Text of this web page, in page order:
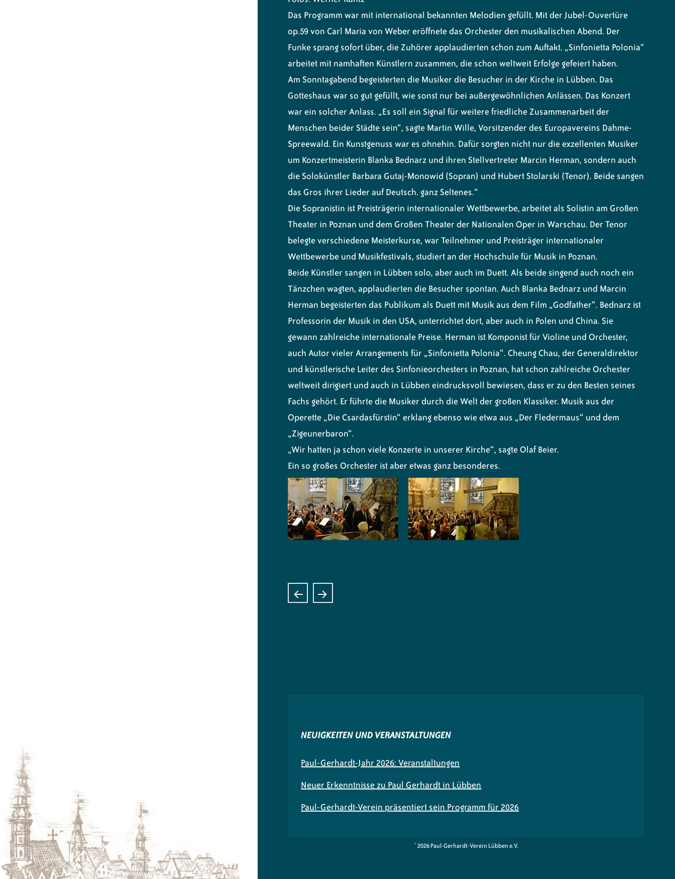
Das Programm war mit international bekannten Melodien gefüllt. Mit der Jubel-Ouvertüre
op.59 von Carl Maria von Weber eröffnete das Orchester den musikalischen Abend. Der
Funke sprang sofort über, die Zuhörer applaudierten schon zum Auftakt. „Sinfonietta Polonia“
arbeitet mit namhaften Künstlern zusammen, die schon weltweit Erfolge gefeiert haben.
Am Sonntagabend begeisterten die Musiker die Besucher in der Kirche in Lübben. Das
Gotteshaus war so gut gefüllt, wie sonst nur bei außergewöhnlichen Anlässen. Das Konzert
war ein solcher Anlass. „Es soll ein Signal für weitere friedliche Zusammenarbeit der
Menschen beider Städte sein“, sagte Martin Wille, Vorsitzender des Europavereins Dahme-
Spreewald. Ein Kunstgenuss war es ohnehin. Dafür sorgten nicht nur die exzellenten Musiker
um Konzertmeisterin Blanka Bednarz und ihren Stellvertreter Marcin Herman, sondern auch
die Solokünstler Barbara Gutaj-Monowid (Sopran) und Hubert Stolarski (Tenor). Beide sangen
das Gros ihrer Lieder auf Deutsch. ganz Seltenes.“
Die Sopranistin ist Preisträgerin internationaler Wettbewerbe, arbeitet als Solistin am Großen
Theater in Poznan und dem Großen Theater der Nationalen Oper in Warschau. Der Tenor
belegte verschiedene Meisterkurse, war Teilnehmer und Preisträger internationaler
Wettbewerbe und Musikfestivals, studiert an der Hochschule für Musik in Poznan.
Beide Künstler sangen in Lübben solo, aber auch im Duett. Als beide singend auch noch ein
Tänzchen wagten, applaudierten die Besucher spontan. Auch Blanka Bednarz und Marcin
Herman begeisterten das Publikum als Duett mit Musik aus dem Film „Godfather“. Bednarz ist
Professorin der Musik in den USA, unterrichtet dort, aber auch in Polen und China. Sie
gewann zahlreiche internationale Preise. Herman ist Komponist für Violine und Orchester,
auch Autor vieler Arrangements für „Sinfonietta Polonia“. Cheung Chau, der Generaldirektor
und künstlerische Leiter des Sinfonieorchesters in Poznan, hat schon zahlreiche Orchester
weltweit dirigiert und auch in Lübben eindrucksvoll bewiesen, dass er zu den Besten seines
Fachs gehört. Er führte die Musiker durch die Welt der großen Klassiker. Musik aus der
Operette „Die Csardasfürstin“ erklang ebenso wie etwa aus „Der Fledermaus“ und dem
„Zigeunerbaron“.
„Wir hatten ja schon viele Konzerte in unserer Kirche“, sagte Olaf Beier.
Ein so großes Orchester ist aber etwas ganz besonderes.
NEUIGKEITEN UND VERANSTALTUNGEN
Paul-Gerhardt-Jahr 2026: Veranstaltungen
Neuer Erkenntnisse zu Paul Gerhardt in Lübben
Paul-Gerhardt-Verein präsentiert sein Programm für 2026
© 2026 Paul-Gerhardt-Verein Lübben e.V.